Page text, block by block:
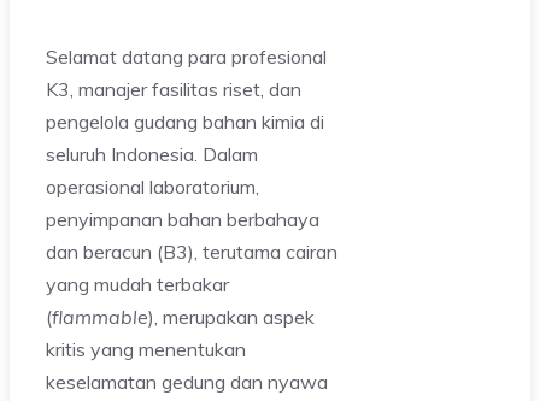
Selamat datang para profesional
K3, manajer fasilitas riset, dan
pengelola gudang bahan kimia di
seluruh Indonesia. Dalam
operasional laboratorium,
penyimpanan bahan berbahaya
dan beracun (B3), terutama cairan
yang mudah terbakar
(flammable), merupakan aspek
kritis yang menentukan
keselamatan gedung dan nyawa